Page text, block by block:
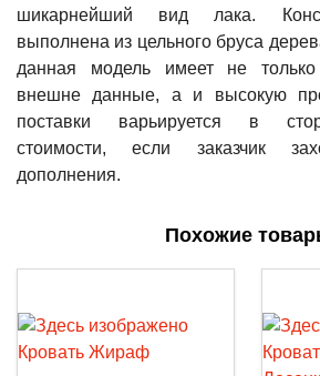
шикарнейший вид лака.
выполнена из цельного бруса
данная модель имеет не
внешне данные, а и высокую
поставки варьируется в
стоимости, если заказчик
дополнения.
Похожие